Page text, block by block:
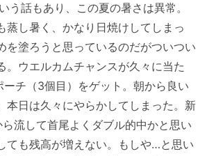
う話もあり、この夏の暑さは異常。
蒸し暑く、かなり日焼けしてしまっ
を塗ろうと思っているのだがついつい
。ウエルカムチャンスが久々に当た
ーチ（3個目）をゲット。朝から良い
本日は久々にやらかしてしまった。新
流して首尾よくダブル的中かと思い
ても残高が増えない。もしや…と思い